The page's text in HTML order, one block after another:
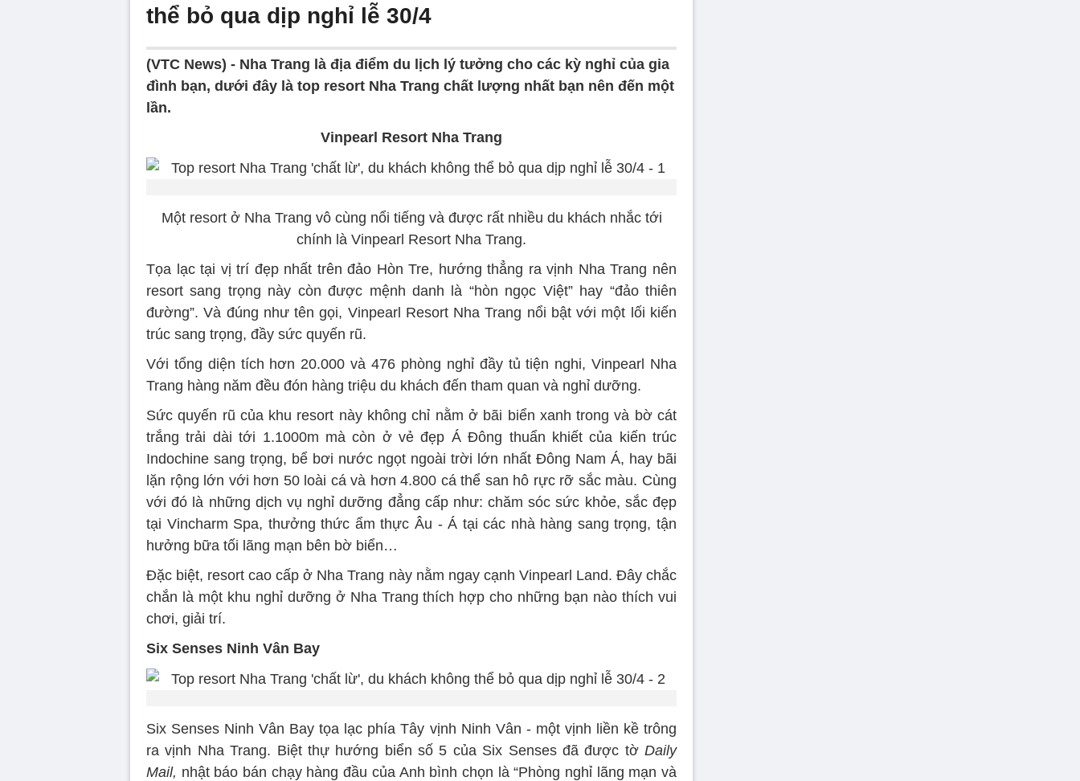
thể bỏ qua dịp nghỉ lễ 30/4
(VTC News) - Nha Trang là địa điểm du lịch lý tưởng cho các kỳ nghỉ của gia
đình bạn, dưới đây là top resort Nha Trang chất lượng nhất bạn nên đến một
lần.
Vinpearl Resort Nha Trang
Một resort ở Nha Trang vô cùng nổi tiếng và được rất nhiều du khách nhắc tới
chính là Vinpearl Resort Nha Trang.
Tọa lạc tại vị trí đẹp nhất trên đảo Hòn Tre, hướng thẳng ra vịnh Nha Trang nên
resort sang trọng này còn được mệnh danh là “hòn ngọc Việt” hay “đảo thiên
đường”. Và đúng như tên gọi, Vinpearl Resort Nha Trang nổi bật với một lối kiến
trúc sang trọng, đầy sức quyến rũ.
Với tổng diện tích hơn 20.000 và 476 phòng nghỉ đầy tủ tiện nghi, Vinpearl Nha
Trang hàng năm đều đón hàng triệu du khách đến tham quan và nghỉ dưỡng.
Sức quyến rũ của khu resort này không chỉ nằm ở bãi biển xanh trong và bờ cát
trắng trải dài tới 1.1000m mà còn ở vẻ đẹp Á Đông thuẩn khiết của kiến trúc
Indochine sang trọng, bể bơi nước ngọt ngoài trời lớn nhất Đông Nam Á, hay bãi
lặn rộng lớn với hơn 50 loài cá và hơn 4.800 cá thể san hô rực rỡ sắc màu. Cùng
với đó là những dịch vụ nghỉ dưỡng đẳng cấp như: chăm sóc sức khỏe, sắc đẹp
tại Vincharm Spa, thưởng thức ẩm thực Âu - Á tại các nhà hàng sang trọng, tận
hưởng bữa tối lãng mạn bên bờ biển…
Đặc biệt, resort cao cấp ở Nha Trang này nằm ngay cạnh Vinpearl Land. Đây chắc
chắn là một khu nghỉ dưỡng ở Nha Trang thích hợp cho những bạn nào thích vui
chơi, giải trí.
Six Senses Ninh Vân Bay
Six Senses Ninh Vân Bay tọa lạc phía Tây vịnh Ninh Vân - một vịnh liền kề trông
ra vịnh Nha Trang. Biệt thự hướng biển số 5 của Six Senses đã được tờ Daily
Mail, nhật báo bán chạy hàng đầu của Anh bình chọn là “Phòng nghỉ lãng mạn và